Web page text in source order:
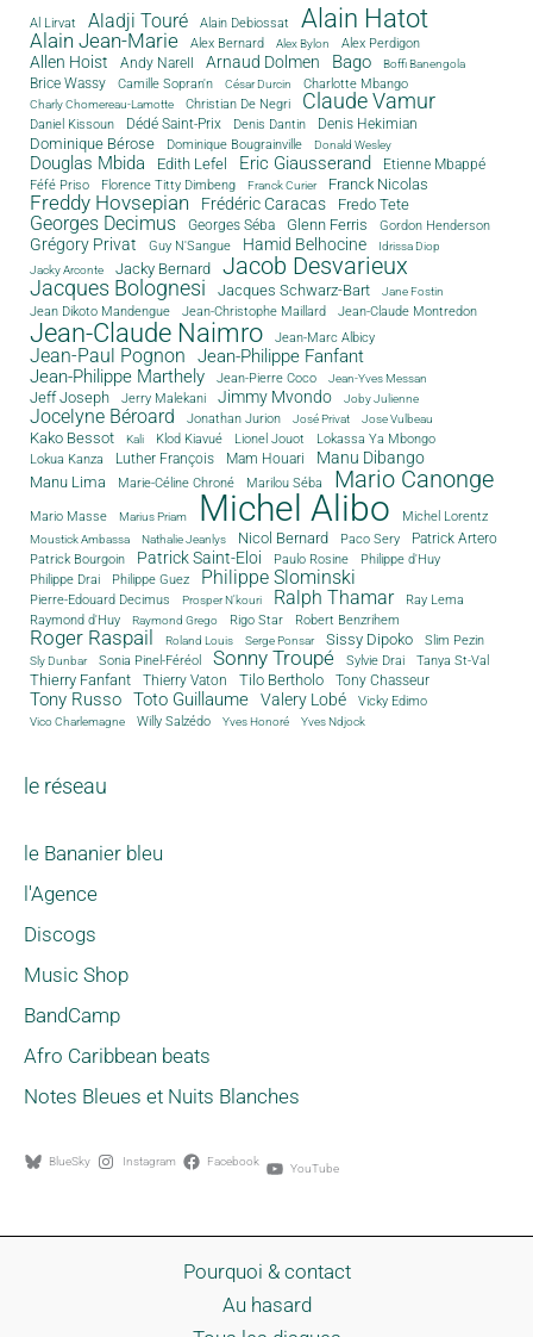
Al Lirvat Aladji Touré Alain Debiossat Alain Hatot
Alain Jean-Marie Alex Bernard Alex Bylon Alex Perdigon
Allen Hoist Andy Narell Arnaud Dolmen Bago Boffi Banengola
Brice Wassy Camille Sopran'n César Durcin Charlotte Mbango
Charly Chomereau-Lamotte Christian De Negri Claude Vamur
Daniel Kissoun Dédé Saint-Prix Denis Dantin Denis Hekimian
Dominique Bérose Dominique Bougrainville Donald Wesley
Douglas Mbida Edith Lefel Eric Giausserand Etienne Mbappé
Féfé Priso Florence Titty Dimbeng Franck Curier Franck Nicolas
Freddy Hovsepian Frédéric Caracas Fredo Tete
Georges Decimus Georges Séba Glenn Ferris Gordon Henderson
Grégory Privat Guy N'Sangue Hamid Belhocine
Idrissa Diop
Jacky Arconte
Jacky Bernard Jacob Desvarieux
Jacques Bolognesi Jacques Schwarz-Bart Jane Fostin
Jean Dikoto Mandengue Jean-Christophe Maillard Jean-Claude Montredon
Jean-Claude Naimro Jean-Marc Albicy
Jean-Paul Pognon
Jean-Philippe Fanfant
Jean-Philippe Marthely
Jean-Pierre Coco Jean-Yves Messan
Jeff Joseph Jerry Malekani Jimmy Mvondo Joby Julienne
Jocelyne Béroard Jonathan Jurion José Privat Jose Vulbeau
Kako Bessot Kali Klod Kiavué Lionel Jouot
Lokassa Ya Mbongo
Lokua Kanza
Luther François Mam Houari Manu Dibango
Manu Lima Marie-Céline Chroné Marilou Séba Mario Canonge
Mario Masse Marius Priam Michel Alibo Michel Lorentz
Moustick Ambassa Nathalie Jeanlys Nicol Bernard Paco Sery
Patrick Artero
Patrick Bourgoin
Patrick Saint-Eloi Paulo Rosine
Philippe d'Huy
Philippe Drai
Philippe Guez Philippe Slominski
Pierre-Edouard Decimus Prosper N'kouri Ralph Thamar
Ray Lema
Raymond d'Huy
Raymond Grego Rigo Star Robert Benzrihem
Roger Raspail Roland Louis Serge Ponsar Sissy Dipoko Slim Pezin
Sly Dunbar Sonia Pinel-Féréol Sonny Troupé Sylvie Drai Tanya St-Val
Thierry Fanfant Thierry Vaton Tilo Bertholo Tony Chasseur
Tony Russo Toto Guillaume Valery Lobé Vicky Edimo
Vico Charlemagne Willy Salzédo Yves Honoré Yves Ndjock
le réseau
le Bananier bleu
l'Agence
Discogs
Music Shop
BandCamp
Afro Caribbean beats
Notes Bleues et Nuits Blanches
BlueSky Instagram Facebook YouTube
Pourquoi & contact
Au hasard